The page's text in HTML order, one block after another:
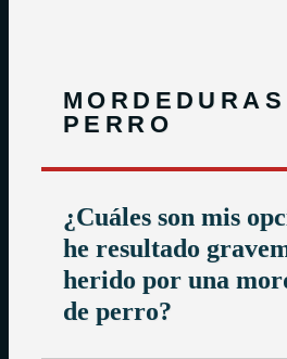
PERRO
¿Cuáles son mis
he resultado
herido por una
de perro?